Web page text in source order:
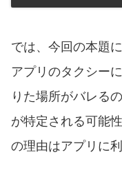
では、今回の本題
アプリのタクシー
りた場所がバレる
が特定される可能
の理由はアプリに